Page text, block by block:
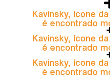
Kavinsky, ícone
é encontrado
Kavinsky, ícone
é encontrado
Kavinsky, ícone
é encontrado